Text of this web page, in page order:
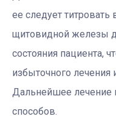
ее следует
щитовидной железы
состояния пациента,
избыточного лечения
Дальнейшее лечение
способов.